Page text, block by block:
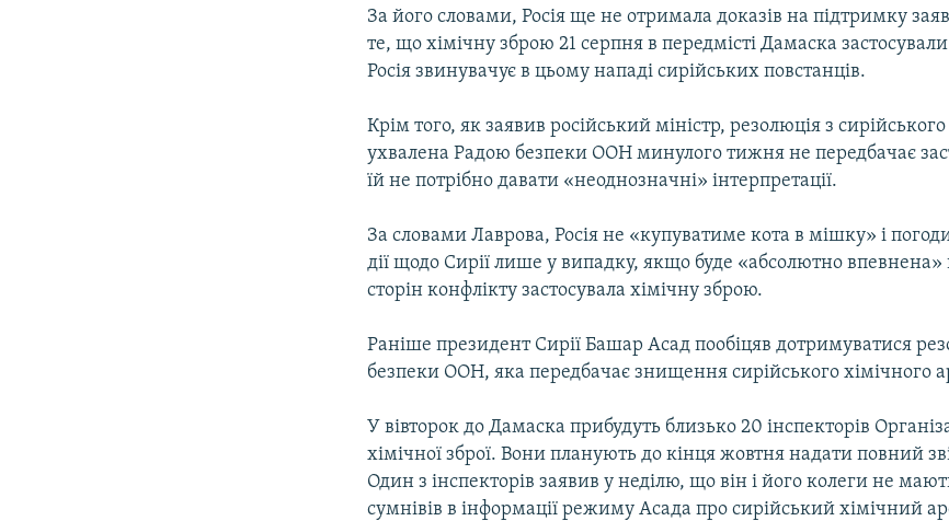
За його словами, Росія ще не отримала доказів на підтримку
те, що хімічну зброю 21 серпня в передмісті Дамаска
Росія звинувачує в цьому нападі сирійських повстанців.
Крім того, як заявив російський міністр, резолюція з
ухвалена Радою безпеки ООН минулого тижня не передбачає
їй не потрібно давати «неоднозначні» інтерпретації.
За словами Лаврова, Росія не «купуватиме кота в мішку» і
дії щодо Сирії лише у випадку, якщо буде «абсолютно впевнена»
сторін конфлікту застосувала хімічну зброю.
Раніше президент Сирії Башар Асад пообіцяв дотримуватися
безпеки ООН, яка передбачає знищення сирійського хімічного
У вівторок до Дамаска прибудуть близько 20 інспекторів
хімічної зброї. Вони планують до кінця жовтня надати повний
Один з інспекторів заявив у неділю, що він і його колеги не
сумнівів в інформації режиму Асада про сирійський хімічний